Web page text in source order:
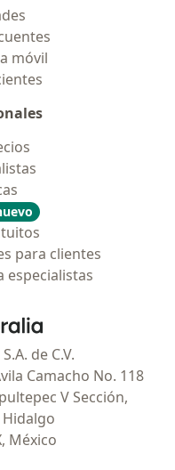
móvil
para clientes
especialistas
- Página de inicio
de C.V.
Camacho No. 118
V Sección,
México